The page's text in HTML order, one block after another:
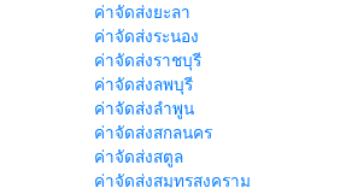
ค่าจัดส่งยะลา
ค่าจัดส่งระนอง
ค่าจัดส่งราชบุรี
ค่าจัดส่งลพบุรี
ค่าจัดส่งลำพูน
ค่าจัดส่งสกลนคร
ค่าจัดส่งสตูล
ค่าจัดส่งสมุทรสงคราม